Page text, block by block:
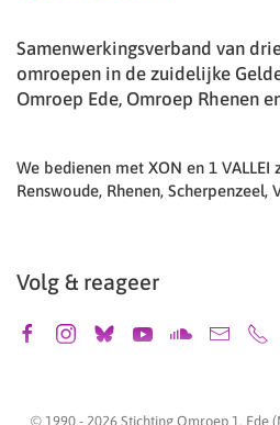
Samenwerkingsverband van
omroepen in de zuidelijke
Omroep Ede, Omroep Rhenen
We bedienen met XON en 1 VALLEI
Renswoude, Rhenen, Scherpenzeel,
Volg & reageer
© 1990 - 2026 Stichting Omroep 1, Ede